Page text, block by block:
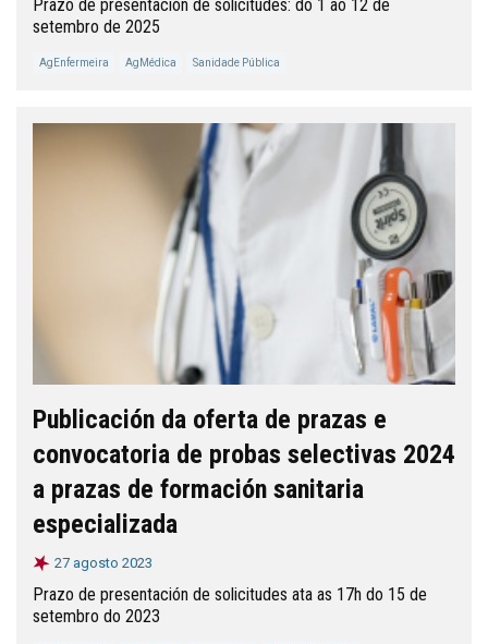
Prazo de presentación de solicitudes: do 1 ao 12 de
setembro de 2025
AgEnfermeira AgMédica Sanidade Pública
Publicación da oferta de prazas e
convocatoria de probas selectivas 2024
a prazas de formación sanitaria
especializada
27 agosto 2023
Prazo de presentación de solicitudes ata as 17h do 15 de
setembro do 2023